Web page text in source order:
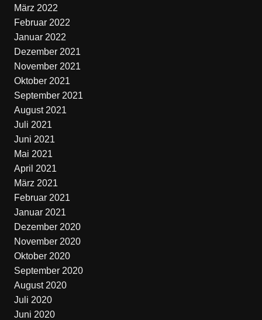
März 2022
Februar 2022
Januar 2022
Dezember 2021
November 2021
Oktober 2021
September 2021
August 2021
Juli 2021
Juni 2021
Mai 2021
April 2021
März 2021
Februar 2021
Januar 2021
Dezember 2020
November 2020
Oktober 2020
September 2020
August 2020
Juli 2020
Juni 2020